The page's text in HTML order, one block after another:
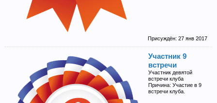
Присуждён: 27 янв 2017
Участник 9
встречи
Участник девятой
встречи клуба
Причина: Участие в 9
встречи клуба.